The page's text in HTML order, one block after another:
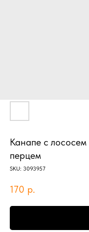
Канапе с
перцем
SKU: 3093957
170 р.